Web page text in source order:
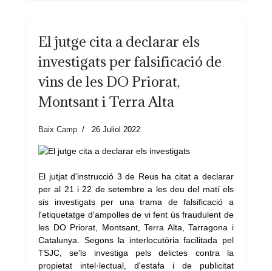
El jutge cita a declarar els
investigats per falsificació de
vins de les DO Priorat,
Montsant i Terra Alta
Baix Camp 26 Juliol 2022
El jutjat d'instrucció 3 de Reus ha citat a declarar
per al 21 i 22 de setembre a les deu del matí els
sis investigats per una trama de falsificació a
l'etiquetatge d'ampolles de vi fent ús fraudulent de
les DO Priorat, Montsant, Terra Alta, Tarragona i
Catalunya. Segons la interlocutòria facilitada pel
TSJC, se'ls investiga pels delictes contra la
propietat intel·lectual, d'estafa i de publicitat